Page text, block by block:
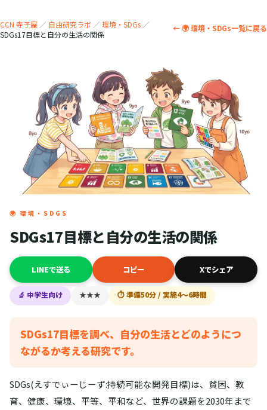
CCN 寺子屋 ／ 自由研究ラボ ／環境・SDGs ／
SDGs17目標と自分の生活の関係
← 🌍 環境・SDGs一覧に戻る
🌍 環境・SDGS
SDGs17目標と自分の生活の関係
LINEで送る コピー Xでシェア
🔬 中学生向け ★★★ ⏱ 準備50分 / 実施4〜6時間
SDGs17目標を調べ、自分の生活とどのようにつ
ながるか考える研究です。
SDGs(えすでぃーじーず:持続可能な開発目標)は、貧困、教
育、健康、環境、平等、平和など、世界の課題を2030年まで